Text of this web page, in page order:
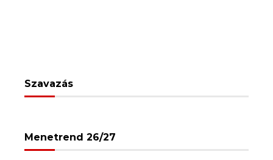
Szavazás
Menetrend 26/27